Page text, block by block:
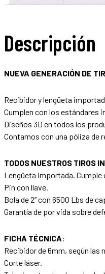
Descripción
NUEVA GENERACIÓN DE
Recibidor y lengüeta
Cumplen con los estándares
Diseños 3D en todos los
Contamos con una póliza de
TODOS NUESTROS TIROS
Lengüeta importada.
Pin con llave.
Bola de 2” con 6500 Lbs de
Garantía de por vida sobre
FICHA TÉCNICA:
Recibidor de 6mm, según las
Corte láser.